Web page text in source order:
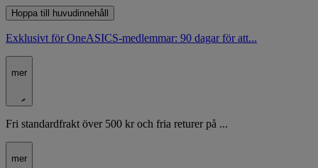
Hoppa till huvudinnehåll
Exklusivt för OneASICS-medlemmar: 90 dagar för att...
mer
Fri standardfrakt över 500 kr och fria returer på ...
mer